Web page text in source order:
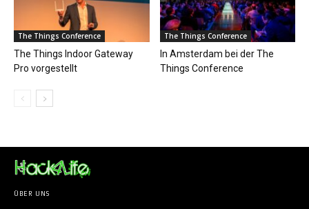
The Things Conference
The Things Indoor Gateway
Pro vorgestellt
The Things Conference
In Amsterdam bei der The
Things Conference
ÜBER UNS